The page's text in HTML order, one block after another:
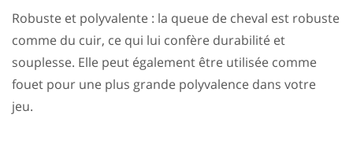
Robuste et polyvalente : la queue de cheval est robuste
comme du cuir, ce qui lui confère durabilité et
souplesse. Elle peut également être utilisée comme
fouet pour une plus grande polyvalence dans votre
jeu.